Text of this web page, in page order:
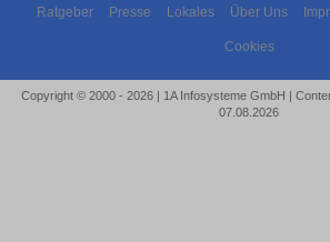
Ratgeber Presse Lokales Über Uns
Cookies
Copyright © 2000 - 2026 | 1A Infosysteme GmbH |
07.08.2026